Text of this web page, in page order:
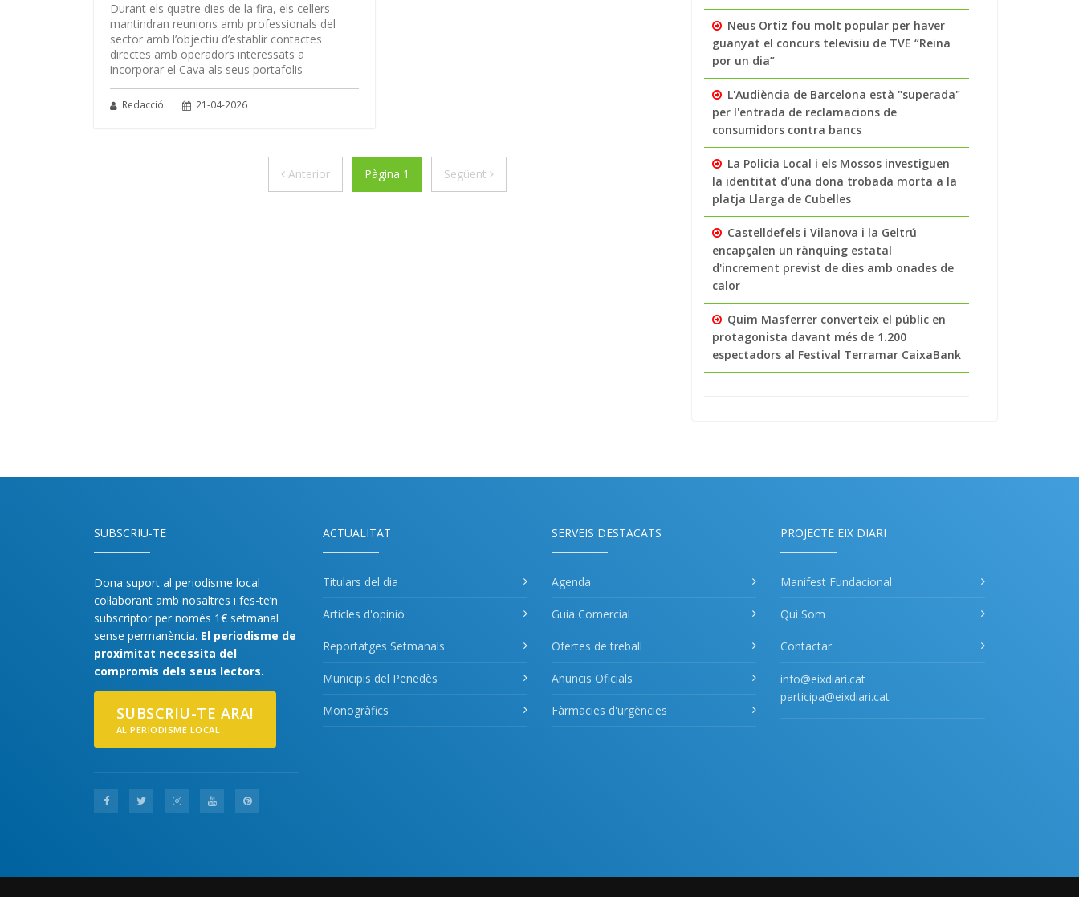
Durant els quatre dies de la fira, els cellers
mantindran reunions amb professionals del
sector amb l’objectiu d’establir contactes
directes amb operadors interessats a
incorporar el Cava als seus portafolis
Redacció | 21-04-2026
AnteriorAnteriorPàgina 1 Següent Següent
Neus Ortiz fou molt popular per haver
guanyat el concurs televisiu de TVE “Reina
por un dia”
L'Audiència de Barcelona està "superada"
per l'entrada de reclamacions de
consumidors contra bancs
La Policia Local i els Mossos investiguen
la identitat d’una dona trobada morta a la
platja Llarga de Cubelles
Castelldefels i Vilanova i la Geltrú
encapçalen un rànquing estatal
d'increment previst de dies amb onades de
calor
Quim Masferrer converteix el públic en
protagonista davant més de 1.200
espectadors al Festival Terramar CaixaBank
SUBSCRIU-TE
Dona suport al periodisme local
col·laborant amb nosaltres i fes-te’n
subscriptor per només 1€ setmanal
sense permanència. El periodisme de
proximitat necessita del
compromís dels seus lectors.
SUBSCRIU-TE ARA!
AL PERIODISME LOCAL
ACTUALITAT
Titulars del dia
Articles d'opinió
Reportatges Setmanals
Municipis del Penedès
Monogràfics
SERVEIS DESTACATS
Agenda
Guia Comercial
Ofertes de treball
Anuncis Oficials
Fàrmacies d'urgències
PROJECTE EIX DIARI
Manifest Fundacional
Qui Som
Contactar
info@eixdiari.cat
participa@eixdiari.cat